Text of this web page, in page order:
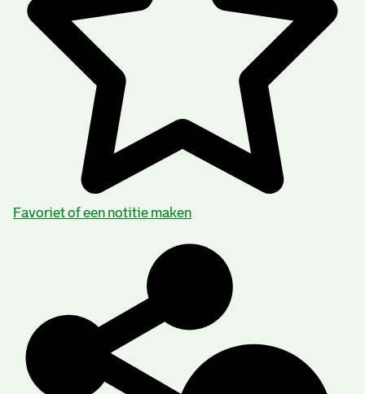
Favoriet of een notitie maken